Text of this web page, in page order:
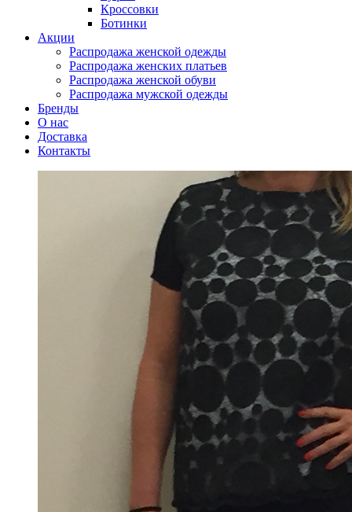
Кроссовки
Ботинки
Акции
Распродажа женской одежды
Распродажа женских платьев
Распродажа женской обуви
Распродажа мужской одежды
Бренды
О нас
Доставка
Контакты